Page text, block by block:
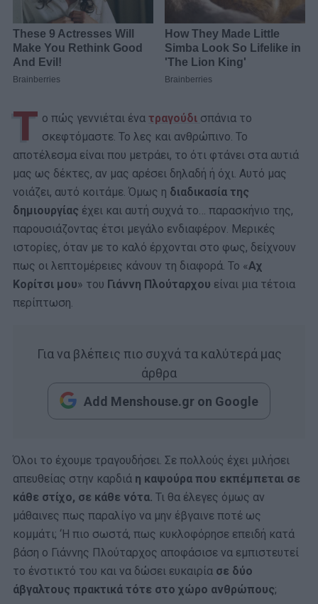
Τ ο πώς γεννιέται ένα τραγούδι σπάνια το
σκεφτόμαστε. Το λες και ανθρώπινο. Το
αποτέλεσμα είναι που μετράει, το ότι φτάνει στα αυτιά
μας ως δέκτες, αν μας αρέσει δηλαδή ή όχι. Αυτό μας
νοιάζει, αυτό κοιτάμε. Όμως η διαδικασία της
δημιουργίας έχει και αυτή συχνά το… παρασκήνιο της,
παρουσιάζοντας έτσι μεγάλο ενδιαφέρον. Μερικές
ιστορίες, όταν με το καλό έρχονται στο φως, δείχνουν
πως οι λεπτομέρειες κάνουν τη διαφορά. Το «Αχ
Κορίτσι μου» του Γιάννη Πλούταρχου είναι μια τέτοια
περίπτωση.
Για να βλέπεις πιο συχνά τα καλύτερά μας
άρθρα
Add Menshouse.gr on Google
Όλοι το έχουμε τραγουδήσει. Σε πολλούς έχει μιλήσει
απευθείας στην καρδιά η καψούρα που εκπέμπεται σε
κάθε στίχο, σε κάθε νότα. Τι θα έλεγες όμως αν
μάθαινες πως παραλίγο να μην έβγαινε ποτέ ως
κομμάτι; ‘Η πιο σωστά, πως κυκλοφόρησε επειδή κατά
βάση ο Γιάννης Πλούταρχος αποφάσισε να εμπιστευτεί
το ένστικτό του και να δώσει ευκαιρία σε δύο
άβγαλτους πρακτικά τότε στο χώρο ανθρώπους;